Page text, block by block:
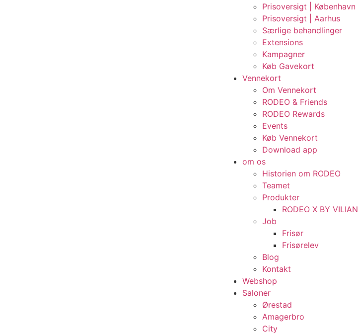
Prisoversigt | København
Prisoversigt | Aarhus
Særlige behandlinger
Extensions
Kampagner
Køb Gavekort
Vennekort
Om Vennekort
RODEO & Friends
RODEO Rewards
Events
Køb Vennekort
Download app
om os
Historien om RODEO
Teamet
Produkter
RODEO X BY VILIAN
Job
Frisør
Frisørelev
Blog
Kontakt
Webshop
Saloner
Ørestad
Amagerbro
City